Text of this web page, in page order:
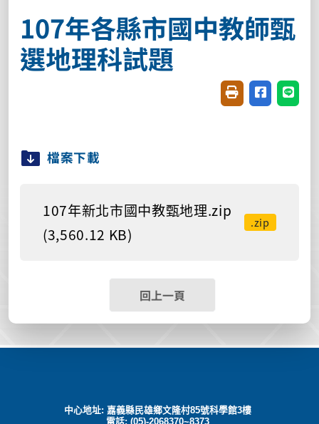
107年各縣市國中教師甄
選地理科試題
友善列印(開新視
分享至臉書
分享
檔案下載
107年新北市國中教甄地理.zip
(3,560.12 KB)
.zip
回上一頁
中心地址: 嘉義縣民雄鄉文隆村85號科學館3樓
電話: (05)-2068370~8373